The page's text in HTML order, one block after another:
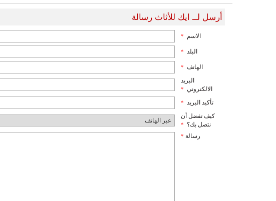
أرسل لــ ايك للأثاث رسالة
الاسم *
البلد *
الهاتف *
البريد
الالكتروني *
تأكيد البريد *
كيف تفضل أن
نتصل بك؟ *
رسالة *